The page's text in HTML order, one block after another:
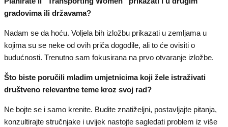
gradovima ili državama?
Nadam se da hoću. Voljela bih izložbu prikazati u zemljama u
kojima su se neke od ovih priča dogodile, ali to će ovisiti o
budućnosti. Trenutno sam fokusirana na prvo otvaranje izložbe.
Što biste poručili mladim umjetnicima koji žele istraživati
društveno relevantne teme kroz svoj rad?
Ne bojte se i samo krenite. Budite znatiželjni, postavljajte pitanja,
konzultirajte stručnjake i uvijek nastojte sagledati problem iz više